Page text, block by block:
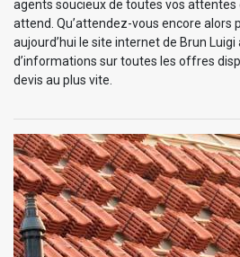
agents soucieux de toutes vos attentes
attend. Qu’attendez-vous encore alors
aujourd’hui le site internet de Brun Luigi
d’informations sur toutes les offres
devis au plus vite.